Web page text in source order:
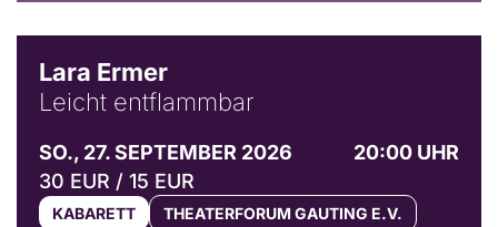
Lara Ermer
Leicht entflammbar
SO., 27. SEPTEMBER 2026
20:00 UHR
30 EUR / 15 EUR
KABARETT THEATERFORUM GAUTING E.V.